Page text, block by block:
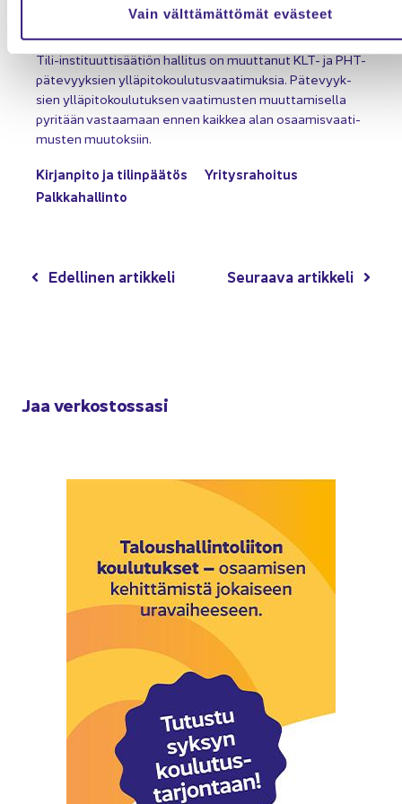
Vain välttämättömät evästeet
Jaa ver­kos­tos­sa­si
Muu­tok­sia pä­te­vyyk­sien yl­lä­pi­to­vaa­ti­muk­siin –
yri­tys­ra­hoi­tus mu­kaan KLT-​osaamiseen
Tili-​instituuttisäätiön hal­li­tus on muut­ta­nut KLT- ja PHT-​
pätevyyksien yl­lä­pi­to­kou­lu­tus­vaa­ti­muk­sia. Pä­te­vyyk­
sien yl­lä­pi­to­kou­lu­tuk­sen vaa­ti­mus­ten muut­ta­mi­sel­la
py­ri­tään vas­taa­maan ennen kaik­kea alan osaa­mis­vaa­ti­
mus­ten muu­tok­siin.
Kir­jan­pi­to ja ti­lin­pää­tös
Yri­tys­ra­hoi­tus
Palk­ka­hal­lin­to
Edel­li­nen ar­tik­ke­li Seu­raa­va ar­tik­ke­li